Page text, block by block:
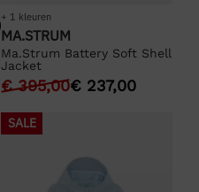
+ 1 kleuren
MA.STRUM
Ma.Strum Battery Soft Shell
Jacket
€395,00€ 237,00
SALE